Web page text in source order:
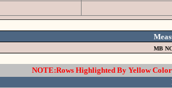
MB
NOTE:Rows Highlighted By Yellow